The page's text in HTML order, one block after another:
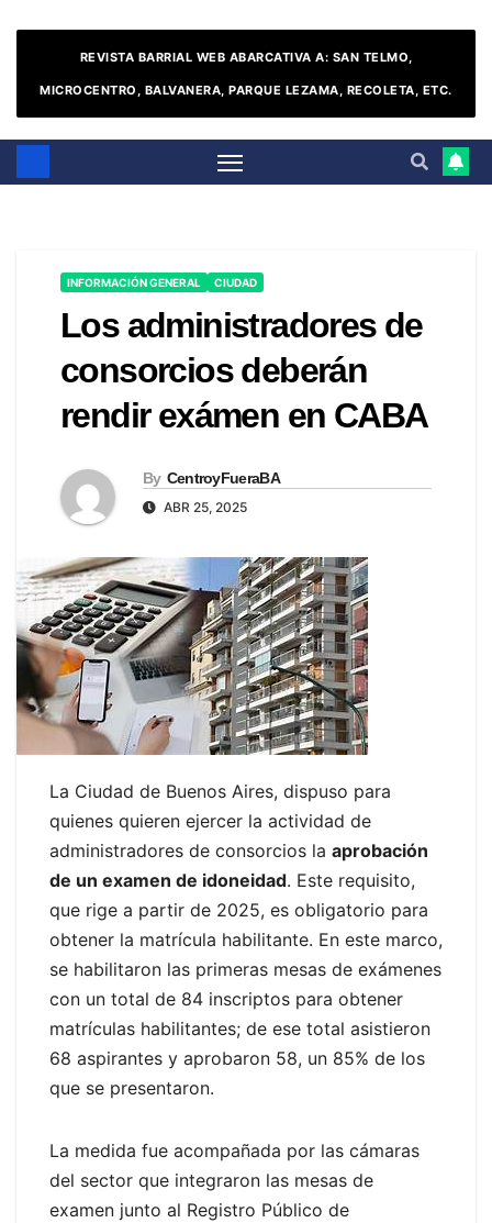
REVISTA BARRIAL WEB ABARCATIVA A: SAN TELMO,
MICROCENTRO, BALVANERA, PARQUE LEZAMA, RECOLETA, ETC.
INFORMACIÓN GENERAL CIUDAD
Los administradores de
consorcios deberán
rendir exámen en CABA
By CentroyFueraBA
ABR 25, 2025
La Ciudad de Buenos Aires, dispuso para
quienes quieren ejercer la actividad de
administradores de consorcios la aprobación
de un examen de idoneidad. Este requisito,
que rige a partir de 2025, es obligatorio para
obtener la matrícula habilitante. En este marco,
se habilitaron las primeras mesas de exámenes
con un total de 84 inscriptos para obtener
matrículas habilitantes; de ese total asistieron
68 aspirantes y aprobaron 58, un 85% de los
que se presentaron.
La medida fue acompañada por las cámaras
del sector que integraron las mesas de
examen junto al Registro Público de